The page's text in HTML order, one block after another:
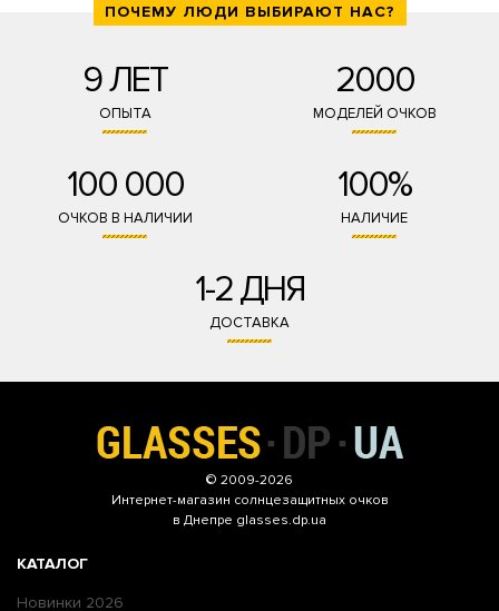
ПОЧЕМУ ЛЮДИ ВЫБИРАЮТ НАС?
9 ЛЕТ
ОПЫТА
2000
МОДЕЛЕЙ ОЧКОВ
100 000
ОЧКОВ В НАЛИЧИИ
100%
НАЛИЧИЕ
1-2 ДНЯ
ДОСТАВКА
© 2009-2026
Интернет-магазин солнцезащитных очков
в Днепре glasses.dp.ua
КАТАЛОГ
Новинки 2026